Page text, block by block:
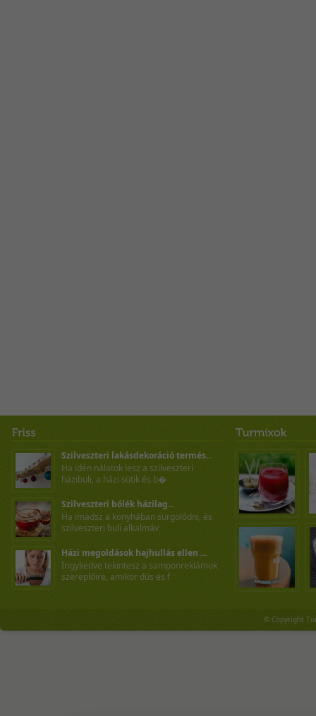
Szilveszteri lakásdekoráció termés...
Ha idén nálatok lesz a szilveszteri
házibuli, a házi sütik és b�
Szilveszteri bólék házilag...
Ha imádsz a konyhában sürgölődni, és
szilveszteri buli alkalmáv
Házi megoldások hajhullás ellen ...
Irigykedve tekintesz a samponreklámok
szereplőire, amikor dús és f
© Copyright